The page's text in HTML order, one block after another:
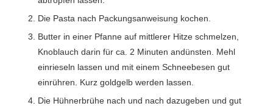
Die Pasta nach Packungsanweisung kochen.
Butter in einer Pfanne auf mittlerer Hitze schmelzen,
Knoblauch darin für ca. 2 Minuten andünsten. Mehl
einrieseln lassen und mit einem Schneebesen gut
einrühren. Kurz goldgelb werden lassen.
Die Hühnerbrühe nach und nach dazugeben und gut